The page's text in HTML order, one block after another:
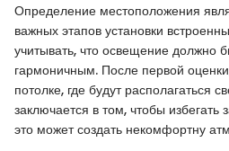
Определение местоположения
важных этапов установки
учитывать, что освещение должно
гармоничным. После первой
потолке, где будут располагаться
заключается в том, чтобы избегать
это может создать некомфортну